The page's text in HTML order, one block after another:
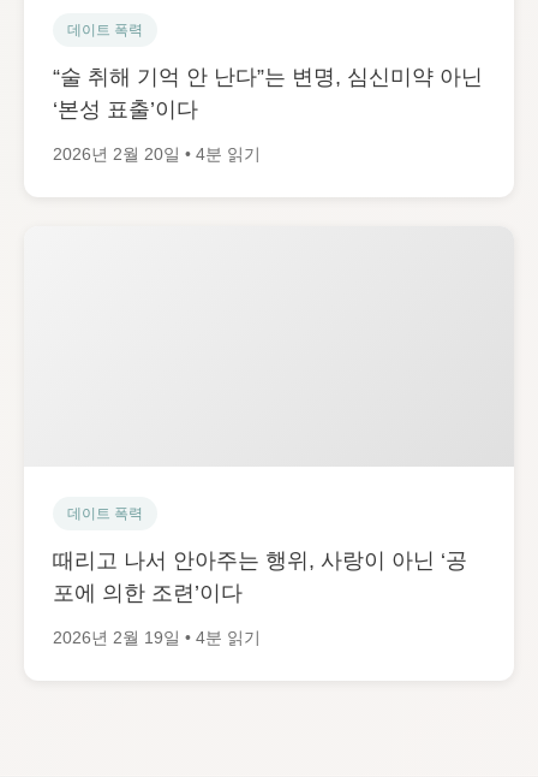
데이트 폭력
“술 취해 기억 안 난다”는 변명, 심신미약 아닌
‘본성 표출’이다
2026년 2월 20일 • 4분 읽기
데이트 폭력
때리고 나서 안아주는 행위, 사랑이 아닌 ‘공
포에 의한 조련’이다
2026년 2월 19일 • 4분 읽기